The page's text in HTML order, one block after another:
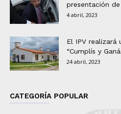
presentación
4 abril, 2023
El IPV realizará
“Cumplís y
24 abril, 2023
CATEGORÍA POPULAR